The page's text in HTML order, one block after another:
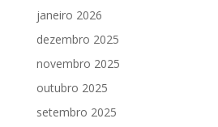
janeiro 2026
dezembro 2025
novembro 2025
outubro 2025
setembro 2025